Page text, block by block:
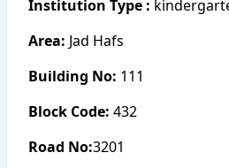
Institution Type :
Area: Jad Hafs
Building No: 111
Block Code: 432
Road No:3201